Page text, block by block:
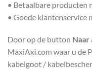
• Betaalbare producten
• Goede klantenservice
Door op de button Naar
MaxiAxi.com waar u de
kabelgoot /